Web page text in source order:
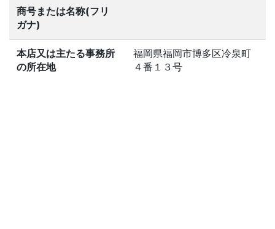
商号または名称(フリ
ガナ)
本店又は主たる事務所
の所在地
福岡県福岡市博多区冷泉町
４番１３号